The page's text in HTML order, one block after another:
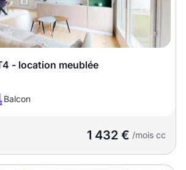
- location meublée
Balcon
1 432 € /mois cc